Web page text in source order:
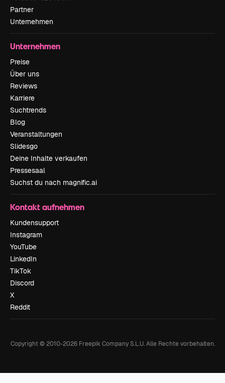
Partner
Unternehmen
Unternehmen
Preise
Über uns
Reviews
Karriere
Suchtrends
Blog
Veranstaltungen
Slidesgo
Deine Inhalte verkaufen
Pressesaal
Suchst du nach magnific.ai
Kontakt aufnehmen
Kundensupport
Instagram
YouTube
LinkedIn
TikTok
Discord
X
Reddit
Copyright © 2010-2026Freepik Company S.L.U. Alle Rechte vorbehalten.